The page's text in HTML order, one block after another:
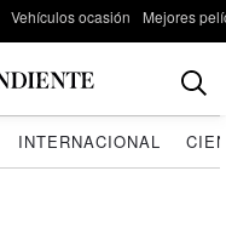
Vehículos ocasión Mejores
INTERNACIONAL